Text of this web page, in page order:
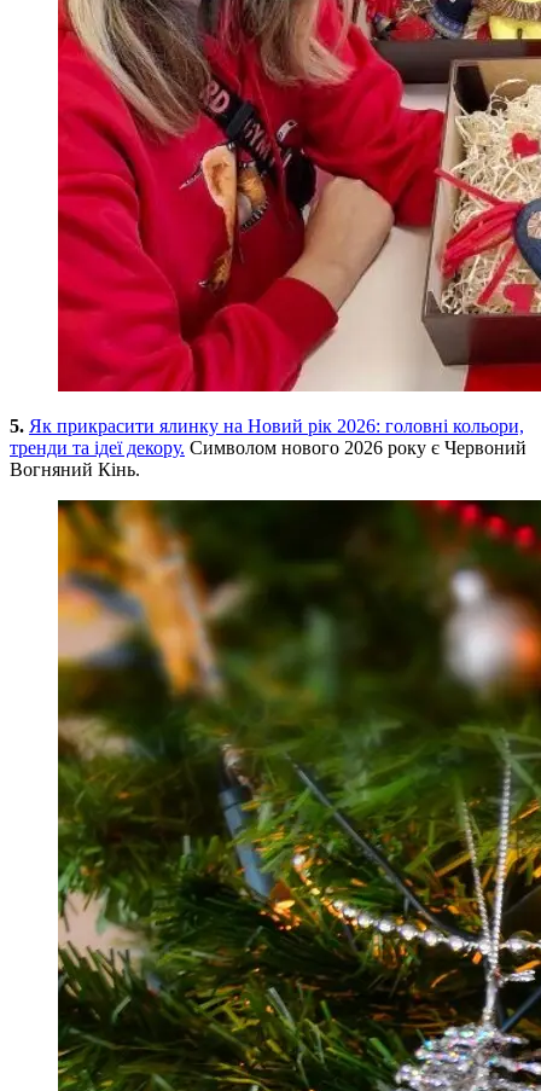
5. Як прикрасити ялинку на Новий рік 2026: головні кольори,
тренди та ідеї декору. Символом нового 2026 року є Червоний
Вогняний Кінь.